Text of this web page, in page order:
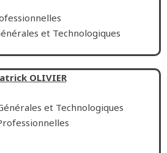
et Technologiques
OLIVIER
et Technologiques